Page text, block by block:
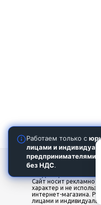
2026 © ТЧУП "КУЛАК".
материалов сайта
Сайт носит рекламно-
характер и не
интернет-магазина.
лицами и
Работаем только с
лицами и
предпринимателями
без НДС.